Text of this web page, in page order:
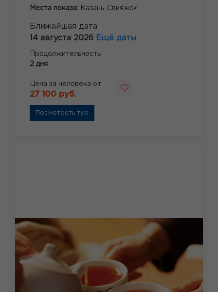
Места показа: Казань-Свияжск
Ближайшая дата
14 августа 2026 Ещё даты
Продолжительность
2 дня
Цена за человека от
27 100 руб.
Посмотреть тур